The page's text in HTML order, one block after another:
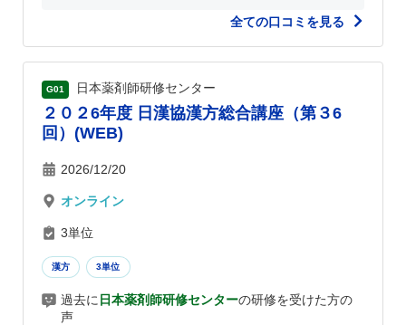
全ての口コミを見る
G01 日本薬剤師研修センター
２０２6年度 日漢協漢方総合講座（第３6
回）(WEB)
2026/12/20
オンライン
3単位
漢方 3単位
過去に 日本薬剤師研修センターの研修を受けた方の
声